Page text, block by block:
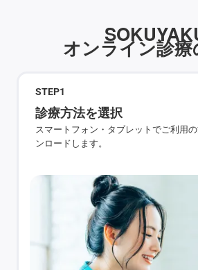
オンライン診
STEP1
診療方法を選択
スマートフォン・タブレットでご利用
ンロードします。